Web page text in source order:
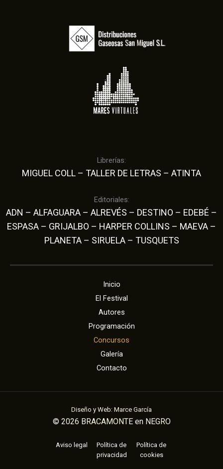
Librerías:
MIGUEL COLL – TALLER DE LETRAS – ATINTA
Editoriales:
ADN – ALFAGUARA – ALREVÉS – DESTINO – EDEBÉ –
ESPASA – GRIJALBO – HARPER COLLINS – MAEVA –
PLANETA – SIRUELA – TUSQUETS
Inicio
El Festival
Autores
Programación
Concursos
Galería
Contacto
Diseño y Web: Marce García
© 2026 BRACAMONTE en NEGRO
Aviso legal
Política de
privacidad
Política de
cookies